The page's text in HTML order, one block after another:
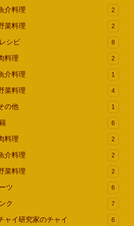
介料理 2
菜料理 2
シピ 8
料理 2
介料理 1
菜料理 4
の他 1
6
料理 2
介料理 2
菜料理 2
ツ 6
ク 7
ャイ研究家のチャイ 6